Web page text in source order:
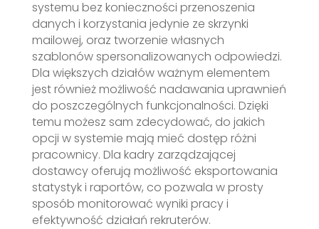
systemu bez konieczności przenoszenia
danych i korzystania jedynie ze skrzynki
mailowej, oraz tworzenie własnych
szablonów spersonalizowanych odpowiedzi.
Dla większych działów ważnym elementem
jest również możliwość nadawania uprawnień
do poszczególnych funkcjonalności. Dzięki
temu możesz sam zdecydować, do jakich
opcji w systemie mają mieć dostęp różni
pracownicy. Dla kadry zarządzającej
dostawcy oferują możliwość eksportowania
statystyk i raportów, co pozwala w prosty
sposób monitorować wyniki pracy i
efektywność działań rekruterów.